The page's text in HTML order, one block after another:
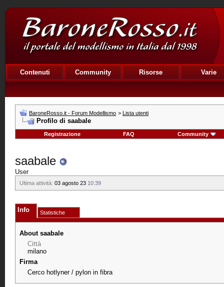
Contenuti Community Risorse Varie
BaroneRosso.it - Forum Modellismo > Lista utenti
Profilo di saabale
Registrazione FAQ Community
saabale
User
Ultima attività: 03 agosto 23 10:39
Info Statistiche
About saabale
Città
milano
Firma
Cerco hotlyner / pylon in fibra